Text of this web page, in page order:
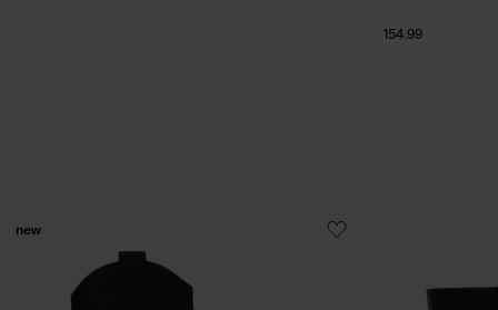
154.99
new